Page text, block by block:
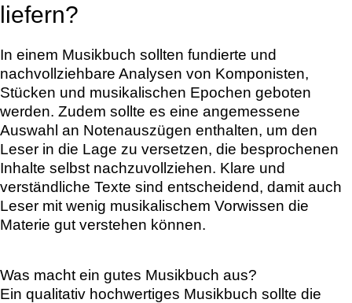
liefern?
In einem Musikbuch sollten fundierte und
nachvollziehbare Analysen von Komponisten,
Stücken und musikalischen Epochen geboten
werden. Zudem sollte es eine angemessene
Auswahl an Notenauszügen enthalten, um den
Leser in die Lage zu versetzen, die besprochenen
Inhalte selbst nachzuvollziehen. Klare und
verständliche Texte sind entscheidend, damit auch
Leser mit wenig musikalischem Vorwissen die
Materie gut verstehen können.
Was macht ein gutes Musikbuch aus?
Ein qualitativ hochwertiges Musikbuch sollte die